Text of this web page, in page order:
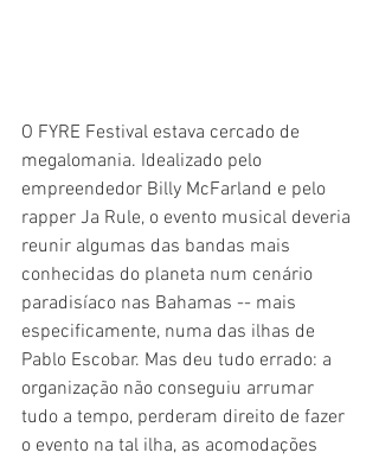
O FYRE Festival estava cercado de
megalomania. Idealizado pelo
empreendedor Billy McFarland e pelo
rapper Ja Rule, o evento musical deveria
reunir algumas das bandas mais
conhecidas do planeta num cenário
paradisíaco nas Bahamas -- mais
especificamente, numa das ilhas de
Pablo Escobar. Mas deu tudo errado: a
organização não conseguiu arrumar
tudo a tempo, perderam direito de fazer
o evento na tal ilha, as acomodações